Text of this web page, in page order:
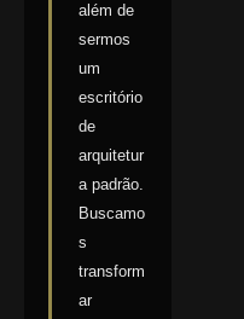
além de
sermos
um
escritório
de
arquitetur
a padrão.
Buscamo
s
transform
ar